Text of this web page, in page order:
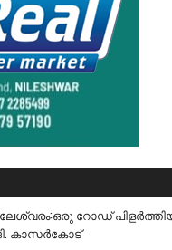
റോഡ്
കാസർകോട്